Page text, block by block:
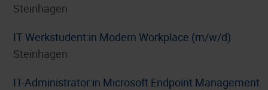
Steinhagen
IT Werkstudent:in Modern Workplace (m/w/d)
Steinhagen
IT-Administrator:in Microsoft Endpoint Management